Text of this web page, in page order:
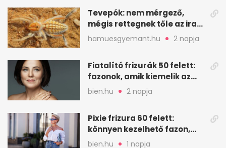
Tevepók: nem mérgező,
mégis rettegnek tőle az iraki
sivatagban
hamuesgyemant.hu 2 napja
Fiatalító frizurák 50 felett:
fazonok, amik kiemelik az
arcodat
bien.hu 2 napja
Pixie frizura 60 felett:
könnyen kezelhető fazon,
ami karaktert ad
bien.hu 1 napja